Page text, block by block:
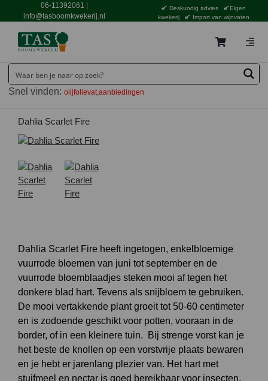
06-11392061
info@tasboomkwekerij.nl
Deskundig advies
Eigen
kwekerij
Import van wijnvaten
Contact en bestellen
Catalogus
Aanbiedingen
Bezorgen
Tuincentrum Waddinxveen
Snel vinden:olijfolievat aanbiedingen
Dahlia Scarlet Fire
Dahlia Scarlet Fire heeft ingetogen, enkelbloemige
vuurrode bloemen van juni tot september en de
vuurrode bloemblaadjes steken mooi af tegen het
donkere blad hart. Tevens als snijbloem te gebruiken.
De mooi vertakkende plant groeit tot 50-60 centimeter
en is zodoende geschikt voor potten, vooraan in de
border, of in een kleinere tuin. Bij strenge vorst kan je
het beste de knollen op een vorstvrije plaats bewaren
en je hebt er jarenlang plezier van. Het hart met
stuifmeel en nectar is goed bereikbaar voor insecten,